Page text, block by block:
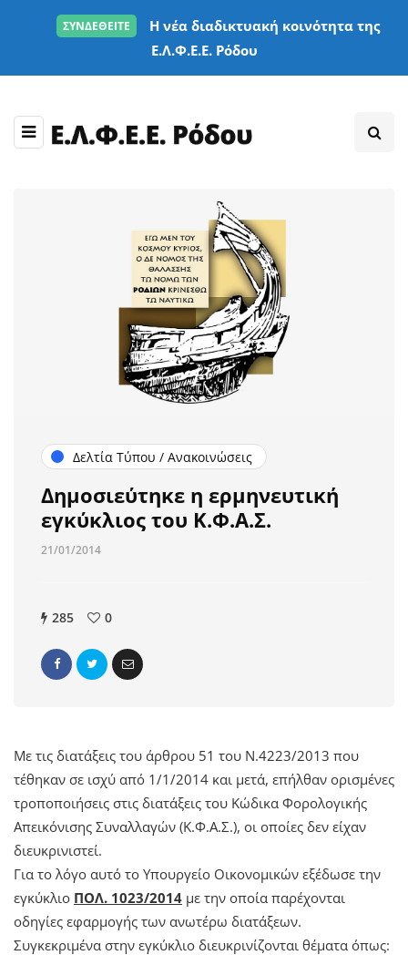
ΣΥΝΔΕΘΕΙΤΕ
Η νέα διαδικτυακή κοινότητα της
Ε.Λ.Φ.Ε.Ε. Ρόδου
Δελτία Τύπου / Ανακοινώσεις
Δημοσιεύτηκε η ερμηνευτική
εγκύκλιος του Κ.Φ.Α.Σ.
21/01/2014
285 0
Με τις διατάξεις του άρθρου 51 του Ν.4223/2013 που
τέθηκαν σε ισχύ από 1/1/2014 και μετά, επήλθαν ορισμένες
τροποποιήσεις στις διατάξεις του Κώδικα Φορολογικής
Απεικόνισης Συναλλαγών (Κ.Φ.Α.Σ.), οι οποίες δεν είχαν
διευκρινιστεί.
Για το λόγο αυτό το Υπουργείο Οικονομικών εξέδωσε την
εγκύκλιο ΠΟΛ. 1023/2014 με την οποία παρέχονται
οδηγίες εφαρμογής των ανωτέρω διατάξεων.
Συγκεκριμένα στην εγκύκλιο διευκρινίζονται θέματα όπως: